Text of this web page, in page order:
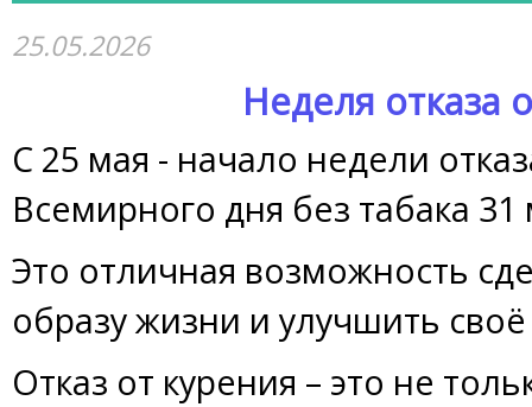
25.05.2026
Неделя отказа
C 25 мая - начало недели
Всемирного дня без табака 31
Это отличная возможность
образу жизни и улучшить
Отказ от курения – это не